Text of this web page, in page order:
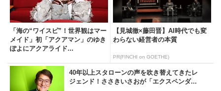
「海の“ワイスピ”！世界観はマー
メイド」初「アクアマン」のゆき
ぽよにアクアライド...
【見城徹×藤田晋】AI時代でも変
わらない経営者の本質
PR(FINCHI on GOETHE)
40年以上スタローンの声を吹き替えてきたレ
ジェンド！ささきいさおが「エクスペンダ...